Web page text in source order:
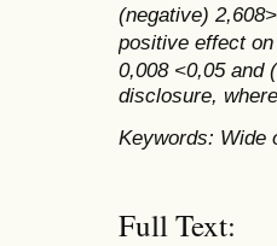
(negative)
positive effect
0,008 <0,05 and
disclosure,
Keywords: Wide
Full Text: